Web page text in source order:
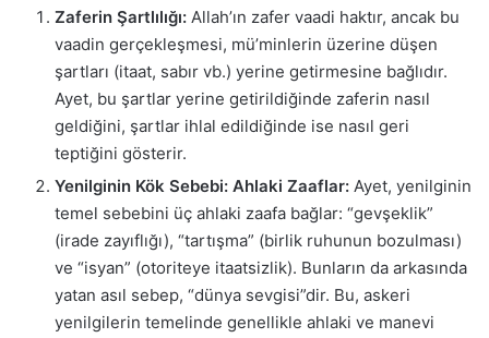
Zaferin Şartlılığı: Allah’ın zafer vaadi haktır, ancak bu
vaadin gerçekleşmesi, mü’minlerin üzerine düşen
şartları (itaat, sabır vb.) yerine getirmesine bağlıdır.
Ayet, bu şartlar yerine getirildiğinde zaferin nasıl
geldiğini, şartlar ihlal edildiğinde ise nasıl geri
teptiğini gösterir.
Yenilginin Kök Sebebi: Ahlaki Zaaflar: Ayet, yenilginin
temel sebebini üç ahlaki zaafa bağlar: “gevşeklik”
(irade zayıflığı), “tartışma” (birlik ruhunun bozulması)
ve “isyan” (otoriteye itaatsizlik). Bunların da arkasında
yatan asıl sebep, “dünya sevgisi”dir. Bu, askeri
yenilgilerin temelinde genellikle ahlaki ve manevi